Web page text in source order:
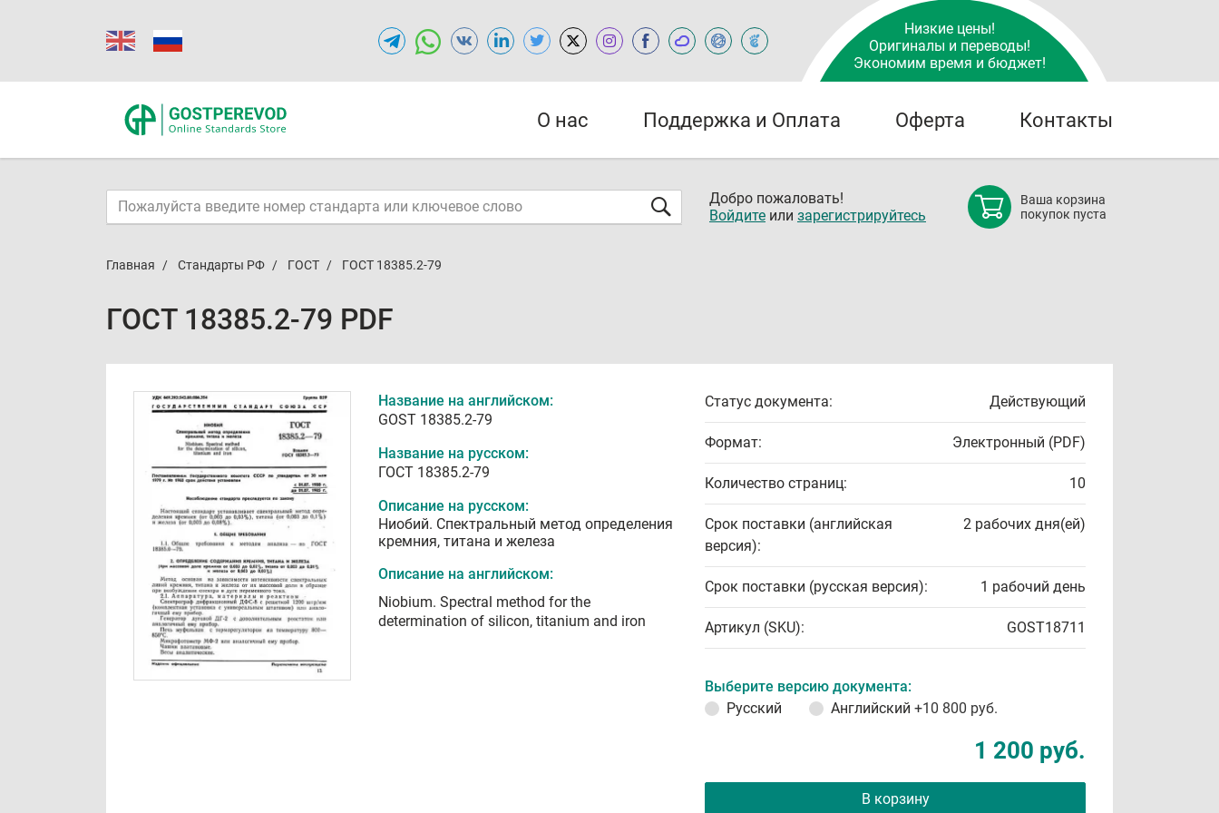
Низкие цены!
Оригиналы и переводы!
Экономим время и бюджет!
О нас Поддержка и Оплата Оферта Контакты
Добро пожаловать!
Войдите или зарегистрируйтесь
Ваша корзина
покупок пуста
Главная Стандарты РФ ГОСТ ГОСТ 18385.2-79
ГОСТ 18385.2-79 PDF
Название на английском:
GOST 18385.2-79
Название на русском:
ГОСТ 18385.2-79
Описание на русском:
Ниобий. Спектральный метод определения
кремния, титана и железа
Описание на английском:
Niobium. Spectral method for the
determination of silicon, titanium and iron
Статус документа: Действующий
Формат: Электронный (PDF)
Количество страниц: 10
Срок поставки (английская
версия):
2 рабочих дня(ей)
Срок поставки (русская версия): 1 рабочий день
Артикул (SKU): GOST18711
Выберите версию документа:
Русский
Английский +10 800 руб.
1 200 руб.
В корзину